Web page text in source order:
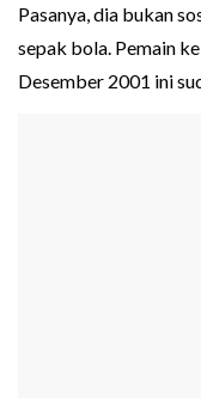
Pasanya, dia bukan
sepak bola. Pemain
Desember 2001 ini